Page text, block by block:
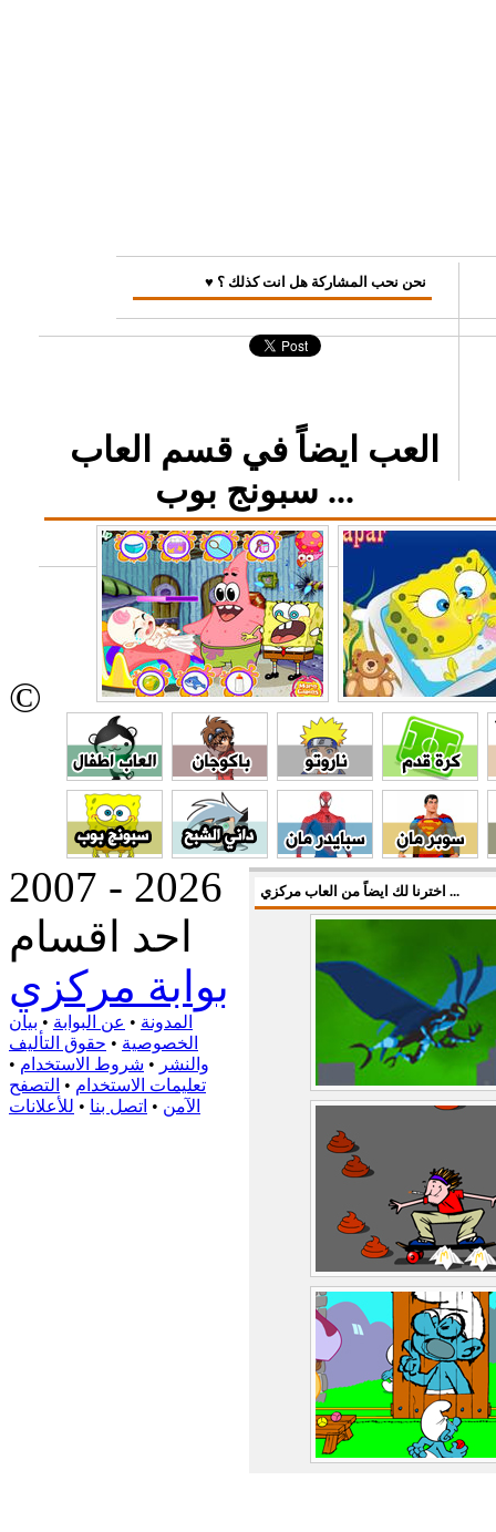
♥ نحن نحب المشاركة هل انت كذلك ؟
العب ايضاً في قسم العاب
سبونج بوب ...
اخترنا لك ايضاً من العاب مركزي ...
©
2007 - 2026
احد اقسام
بوابة مركزي
المدونة • عن البوابة • بيان
الخصوصية • حقوق التأليف
والنشر • شروط الاستخدام •
تعليمات الاستخدام • التصفح
الآمن • اتصل بنا • للأعلانات